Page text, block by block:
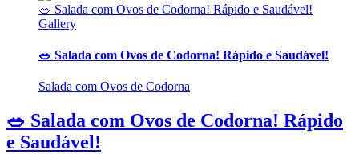
🥗 Salada com Ovos de Codorna! Rápido e Saudável!
Gallery
🥗 Salada com Ovos de Codorna! Rápido e Saudável!
Salada com Ovos de Codorna
🥗 Salada com Ovos de Codorna! Rápido
e Saudável!